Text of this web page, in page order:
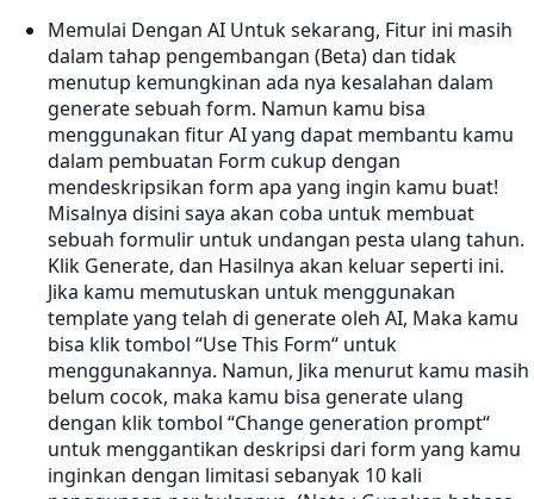
Memulai Dengan AI Untuk sekarang, Fitur ini masih
dalam tahap pengembangan (Beta) dan tidak
menutup kemungkinan ada nya kesalahan dalam
generate sebuah form. Namun kamu bisa
menggunakan fitur AI yang dapat membantu kamu
dalam pembuatan Form cukup dengan
mendeskripsikan form apa yang ingin kamu buat!
Misalnya disini saya akan coba untuk membuat
sebuah formulir untuk undangan pesta ulang tahun.
Klik Generate, dan Hasilnya akan keluar seperti ini.
Jika kamu memutuskan untuk menggunakan
template yang telah di generate oleh AI, Maka kamu
bisa klik tombol “Use This Form“ untuk
menggunakannya. Namun, Jika menurut kamu masih
belum cocok, maka kamu bisa generate ulang
dengan klik tombol “Change generation prompt“
untuk menggantikan deskripsi dari form yang kamu
inginkan dengan limitasi sebanyak 10 kali